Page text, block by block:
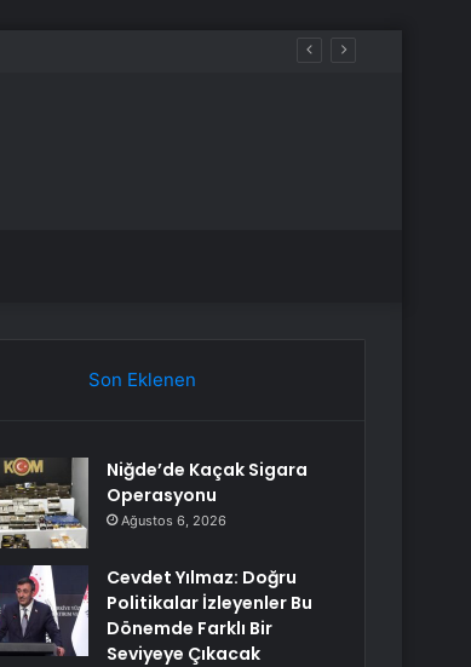
Son Eklenen
Niğde’de Kaçak Sigara
Operasyonu
Ağustos 6, 2026
Cevdet Yılmaz: Doğru
Politikalar İzleyenler Bu
Dönemde Farklı Bir
Seviyeye Çıkacak